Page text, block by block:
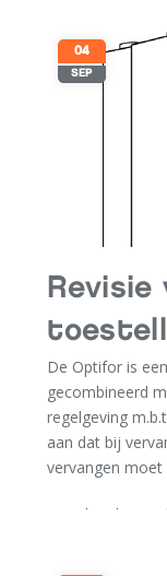
download de
De redenen
Wel, in de
CAO) de
personeel
door. In totaal
BELGAS
04
SEP
De Optifor is
gecombineerd
regelgeving
aan dat bij
vervangen moet
Lees hier het